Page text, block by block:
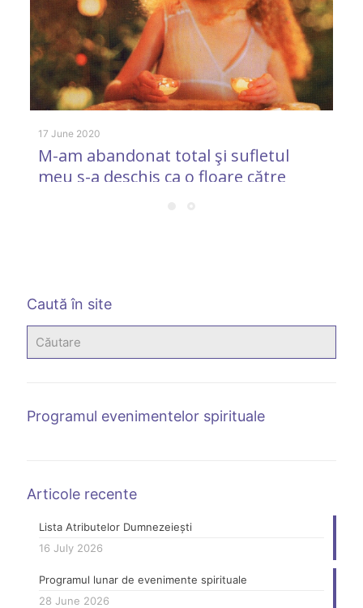
17 June 2020
M-am abandonat total şi sufletul
meu s-a deschis ca o floare către
Caută în site
Programul evenimentelor spirituale
Articole recente
Lista Atributelor Dumnezeiești
16 July 2026
Programul lunar de evenimente spirituale
28 June 2026